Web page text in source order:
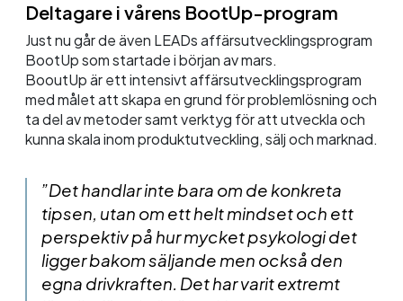
Deltagare i vårens BootUp-program
Just nu går de även LEADs affärsutvecklingsprogram
BootUp som startade i början av mars.
BooutUp är ett intensivt affärsutvecklingsprogram
med målet att skapa en grund för problemlösning och
ta del av metoder samt verktyg för att utveckla och
kunna skala inom produktutveckling, sälj och marknad.
”Det handlar inte bara om de konkreta
tipsen, utan om ett helt mindset och ett
perspektiv på hur mycket psykologi det
ligger bakom säljande men också den
egna drivkraften. Det har varit extremt